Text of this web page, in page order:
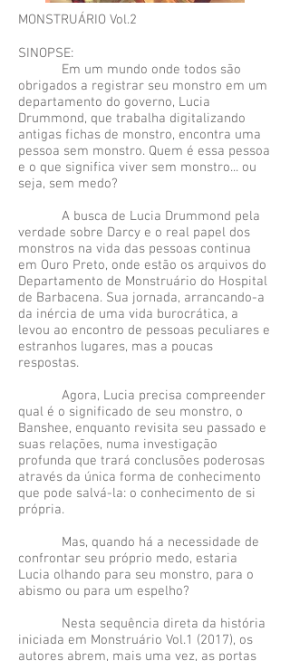
MONSTRUÁRIO Vol.2
SINOPSE:
Em um mundo onde todos são
obrigados a registrar seu monstro em um
departamento do governo, Lucia
Drummond, que trabalha digitalizando
antigas fichas de monstro, encontra uma
pessoa sem monstro. Quem é essa pessoa
e o que significa viver sem monstro... ou
seja, sem medo?
A busca de Lucia Drummond pela
verdade sobre Darcy e o real papel dos
monstros na vida das pessoas continua
em Ouro Preto, onde estão os arquivos do
Departamento de Monstruário do Hospital
de Barbacena. Sua jornada, arrancando-a
da inércia de uma vida burocrática, a
levou ao encontro de pessoas peculiares e
estranhos lugares, mas a poucas
respostas.
Agora, Lucia precisa compreender
qual é o significado de seu monstro, o
Banshee, enquanto revisita seu passado e
suas relações, numa investigação
profunda que trará conclusões poderosas
através da única forma de conhecimento
que pode salvá-la: o conhecimento de si
própria.
Mas, quando há a necessidade de
confrontar seu próprio medo, estaria
Lucia olhando para seu monstro, para o
abismo ou para um espelho?
Nesta sequência direta da história
iniciada em Monstruário Vol.1 (2017), os
autores abrem, mais uma vez, as portas